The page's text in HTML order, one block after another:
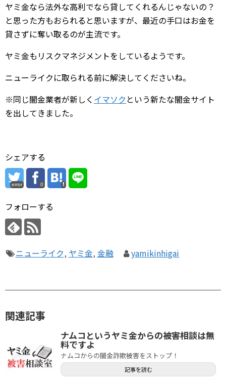
ヤミ金なら法外な高利でなら貸してくれるんじゃないの？
と思った方もおられると思いますが、最近の手口はお金を
貸さずに奪い取るのが主流です。
ヤミ金もリスクマネジメントをしているようです。
ニューライクに取られる前に解決してくださいね。
※同じ闇金業者が新しく イマソク という新たな闇金サイト
を出してきました。
シェアする
error 0
フォローする
ニューライク, ヤミ金, 金融 yamikinhigai
関連記事
ナムコというヤミ金からの被害相談は無
料ですよ
ナムコからの闇金詐欺被害をストップ！
記事を読む